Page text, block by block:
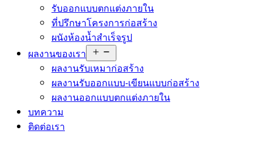
รับออกแบบตกแต่งภายใน
ที่ปรึกษาโครงการก่อสร้าง
ผนังห้องน้ำสำเร็จรูป
ผลงานของเรา
menu
ผลงานรับเหมาก่อสร้าง
ผลงานรับออกแบบ-เขียนแบบก่อสร้าง
ผลงานออกแบบตกแต่งภายใน
บทความ
ติดต่อเรา